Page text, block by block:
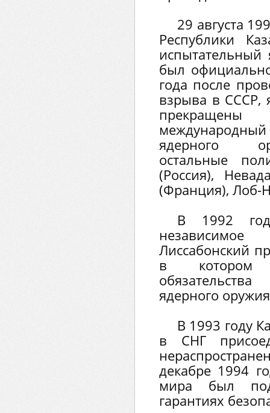
29 августа
Республики
был
года после
взрыва в СССР,
прекращены
международный
ядерного
остальные
(Россия),
(Франция), Лоб-
В 1992
независимое
Лиссабонский
в котором
ядерного
В 1993 году
в СНГ
декабре 1994
мира был
гарантиях